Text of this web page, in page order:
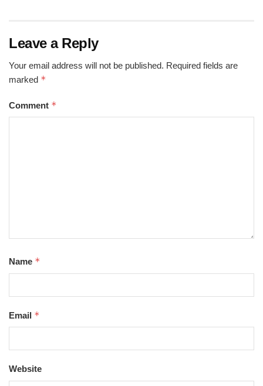
Leave a Reply
Your email address will not be published. Required fields are
marked *
Comment *
Name *
Email *
Website